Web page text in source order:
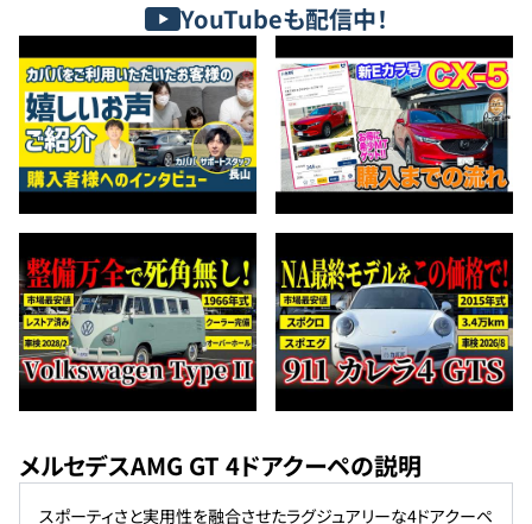
YouTubeも配信中！
メルセデスAMG GT 4ドアクーペの説明
スポーティさと実用性を融合させたラグジュアリーな4ドアクーペ